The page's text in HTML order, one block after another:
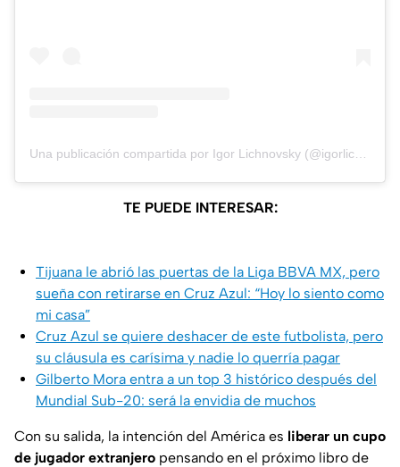
TE PUEDE INTERESAR:
Tijuana le abrió las puertas de la Liga BBVA MX, pero
sueña con retirarse en Cruz Azul: “Hoy lo siento como
mi casa”
Cruz Azul se quiere deshacer de este futbolista, pero
su cláusula es carísima y nadie lo querría pagar
Gilberto Mora entra a un top 3 histórico después del
Mundial Sub-20: será la envidia de muchos
Con su salida, la intención del América es liberar un cupo
de jugador extranjero pensando en el próximo libro de